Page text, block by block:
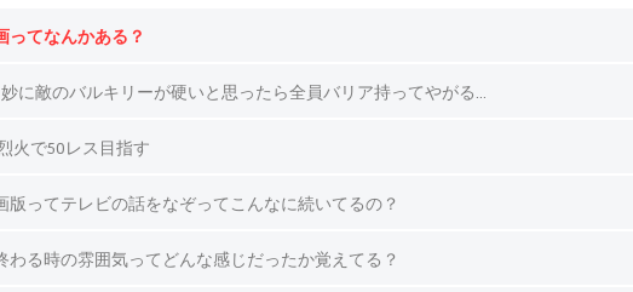
ってなんかある？
妙に敵のバルキリーが硬いと思ったら全員バリア持ってやがる…
火で50レス目指す
版ってテレビの話をなぞってこんなに続いてるの？
わる時の雰囲気ってどんな感じだったか覚えてる？